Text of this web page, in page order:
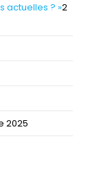
actuelles ? »2
2025